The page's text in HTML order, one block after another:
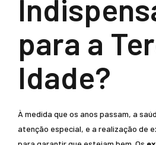
para a
Idade?
À medida que os anos passam, a
atenção especial, e a realização de